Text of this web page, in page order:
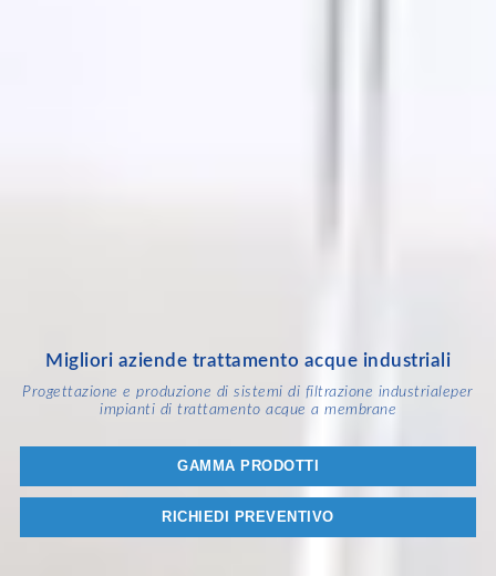
Migliori aziende trattamento acque industriali
Progettazione e produzione di sistemi di filtrazione industrialeper
impianti di trattamento acque a membrane
GAMMA PRODOTTI
RICHIEDI PREVENTIVO